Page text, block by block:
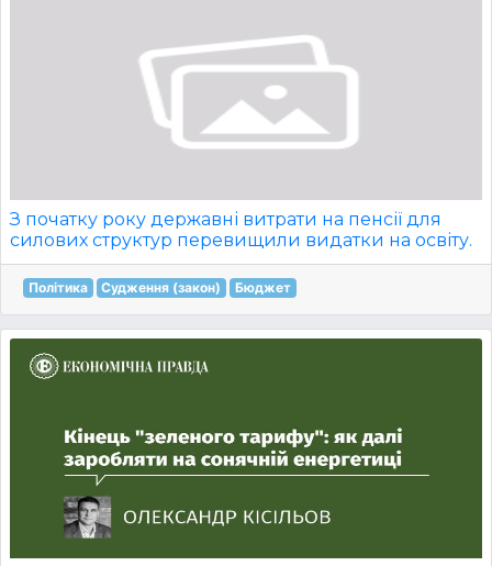
З початку року державні витрати на пенсії для
силових структур перевищили видатки на освіту.
Політика Судження (закон) Бюджет